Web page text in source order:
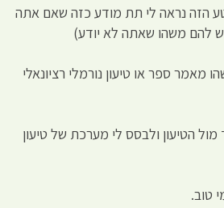
הזה נראה לי תת מודע כזה שאם אתה
להם משהו שאתה לא יודע)
מאמר ספר או טיעון נורמלי רציונאלי
הטיעון ולבסס לי מערכת של טיעון
טוב.